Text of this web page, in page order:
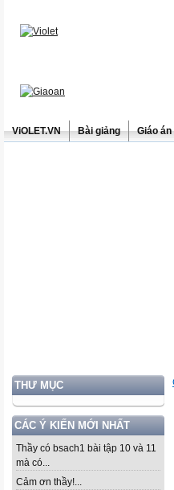
ViOLET.VN Bài giảng Giáo án
THƯ MỤC
CÁC Ý KIẾN MỚI NHẤT
Thầy có bsach1 bài tập 10 và 11
mà có...
Cảm ơn thầy!...